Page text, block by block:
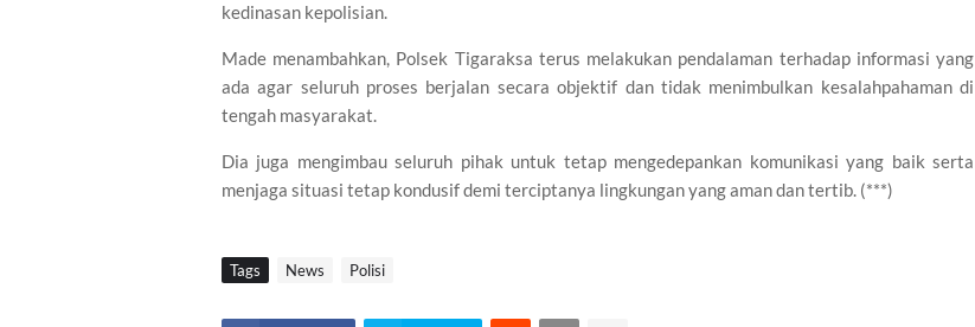
kedinasan kepolisian.
Made menambahkan, Polsek Tigaraksa terus melakukan pendalaman terhadap informasi yang
ada agar seluruh proses berjalan secara objektif dan tidak menimbulkan kesalahpahaman di
tengah masyarakat.
Dia juga mengimbau seluruh pihak untuk tetap mengedepankan komunikasi yang baik serta
menjaga situasi tetap kondusif demi terciptanya lingkungan yang aman dan tertib. (***)
Tags News Polisi